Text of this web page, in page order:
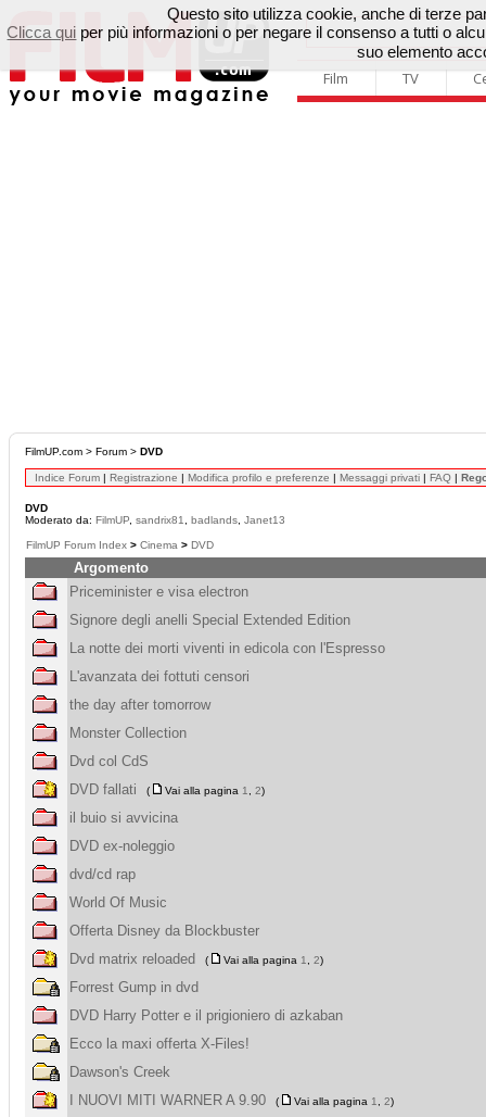
Film TV
FilmUP.com > Forum > DVD
Indice Forum | Registrazione | Modifica profilo e preferenze | Messaggi privati | FAQ |
DVD
Moderato da: FilmUP sandrix81 badlands Janet13
FilmUP Forum Index > Cinema > DVD
Argomento
Priceminister e visa electron
Signore degli anelli Special Extended Edition
La notte dei morti viventi in edicola con l'Espresso
L'avanzata dei fottuti censori
the day after tomorrow
Monster Collection
Dvd col CdS
DVD fallati
( Vai alla pagina 1 2)
il buio si avvicina
DVD ex-noleggio
dvd/cd rap
World Of Music
Offerta Disney da Blockbuster
Dvd matrix reloaded
( Vai alla pagina 1 2)
Forrest Gump in dvd
DVD Harry Potter e il prigioniero di azkaban
Ecco la maxi offerta X-Files!
Dawson's Creek
I NUOVI MITI WARNER A 9.90
( Vai alla pagina 1 2)
Questo sito utilizza cookie, anche di terze
Clicca qui per più informazioni o per negare il consenso a tutti o
suo elemento